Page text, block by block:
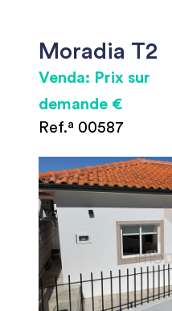
Moradia T2
Venda: Prix sur
demande €
Ref.ª 00587